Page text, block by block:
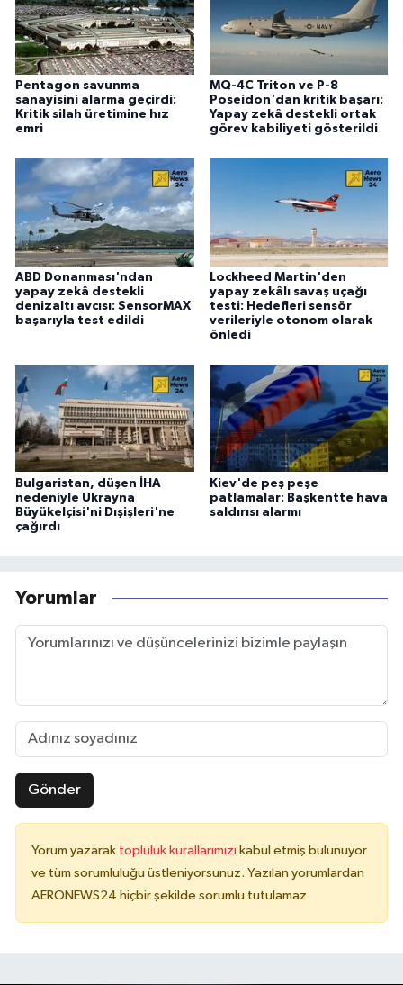
Pentagon savunma
sanayisini alarma geçirdi:
Kritik silah üretimine hız
emri
MQ-4C Triton ve P-8
Poseidon'dan kritik başarı:
Yapay zekâ destekli ortak
görev kabiliyeti gösterildi
ABD Donanması'ndan
yapay zekâ destekli
denizaltı avcısı: SensorMAX
başarıyla test edildi
Lockheed Martin'den
yapay zekâlı savaş uçağı
testi: Hedefleri sensör
verileriyle otonom olarak
önledi
Bulgaristan, düşen İHA
nedeniyle Ukrayna
Büyükelçisi'ni Dışişleri'ne
çağırdı
Kiev'de peş peşe
patlamalar: Başkentte hava
saldırısı alarmı
Yorumlar
Gönder
Yorum yazarak topluluk kurallarımızı kabul etmiş bulunuyor
ve tüm sorumluluğu üstleniyorsunuz. Yazılan yorumlardan
AERONEWS24 hiçbir şekilde sorumlu tutulamaz.